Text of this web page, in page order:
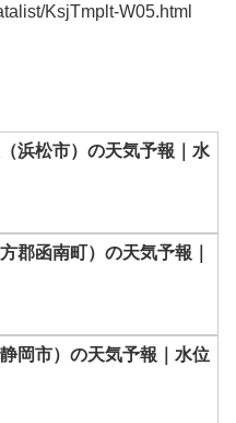
KsjTmplt-W05.html
浜松市）の天気予報｜水
郡函南町）の天気予報｜
岡市）の天気予報｜水位